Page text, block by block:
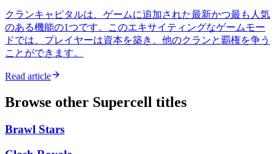
クランキャピタルは、ゲームに追加された最新かつ最も人気
のある機能の1つです。このエキサイティングなゲームモー
ドでは、プレイヤーは資本を築き、他のクランと覇権を争う
ことができます。
Read article
Browse other Supercell titles
Brawl Stars